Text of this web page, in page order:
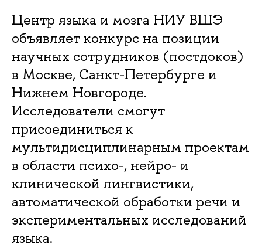
Центр языка и мозга НИУ ВШЭ
объявляет конкурс на позиции
научных сотрудников (постдоков)
в Москве, Санкт-Петербурге и
Нижнем Новгороде.
Исследователи смогут
присоединиться к
мультидисциплинарным проектам
в области психо-, нейро- и
клинической лингвистики,
автоматической обработки речи и
экспериментальных исследований
языка.